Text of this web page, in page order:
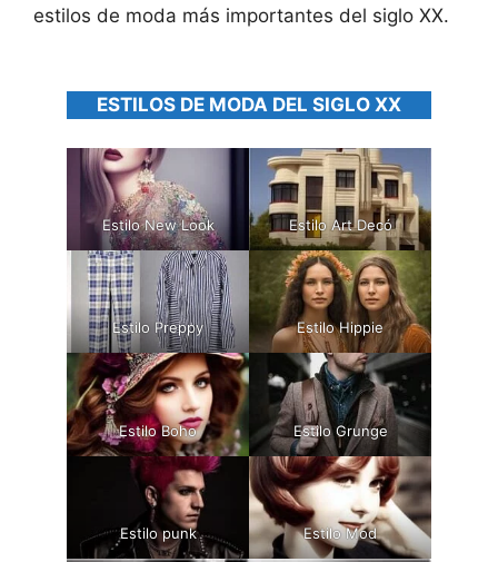
estilos de moda más importantes del siglo XX.
ESTILOS DE MODA DEL SIGLO XX
Estilo New Look Estilo Art Decó
Estilo Preppy Estilo Hippie
Estilo Boho Estilo Grunge
Estilo punk Estilo Mod